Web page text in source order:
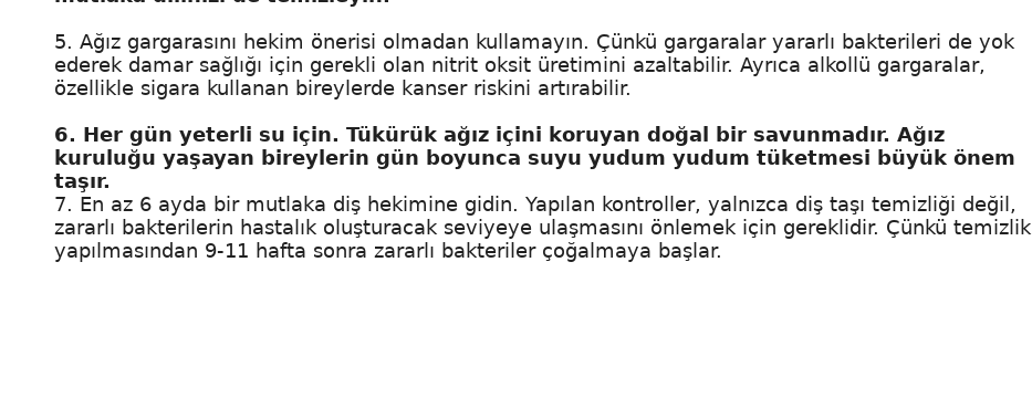
5. Ağız gargarasını hekim önerisi olmadan kullamayın. Çünkü gargaralar yararlı bakterileri de yok
ederek damar sağlığı için gerekli olan nitrit oksit üretimini azaltabilir. Ayrıca alkollü gargaralar,
özellikle sigara kullanan bireylerde kanser riskini artırabilir.
6. Her gün yeterli su için. Tükürük ağız içini koruyan doğal bir savunmadır. Ağız
kuruluğu yaşayan bireylerin gün boyunca suyu yudum yudum tüketmesi büyük önem
taşır.
7. En az 6 ayda bir mutlaka diş hekimine gidin. Yapılan kontroller, yalnızca diş taşı temizliği değil,
zararlı bakterilerin hastalık oluşturacak seviyeye ulaşmasını önlemek için gereklidir. Çünkü temizlik
yapılmasından 9-11 hafta sonra zararlı bakteriler çoğalmaya başlar.